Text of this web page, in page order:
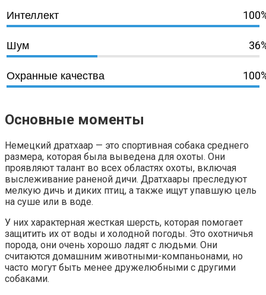
Интеллект
Шум
Охранные качества
Основные моменты
Немецкий дратхаар — это спортивная собака среднего
размера, которая была выведена для охоты. Они
проявляют талант во всех областях охоты, включая
выслеживание раненой дичи. Дратхаары преследуют
мелкую дичь и диких птиц, а также ищут упавшую цель
на суше или в воде.
У них характерная жесткая шерсть, которая помогает
защитить их от воды и холодной погоды. Это охотничья
порода, они очень хорошо ладят с людьми. Они
считаются домашним животными-компаньонами, но
часто могут быть менее дружелюбными с другими
собаками.